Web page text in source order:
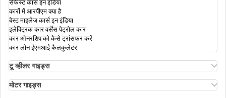
हेल्थ इंश्योरेंस के प्रकार
इनफर्टिलिटी ट्रीटमेंट कवर हेल्थ इंश्योरेंस
सेफेस्ट कार्स इन इंडिया
कारों में आरपीएम क्या है
बेस्ट माइलेज कार्स इन इंडिया
इलेक्ट्रिक कार वर्सेस पेट्रोल कार
कार ओनरशिप को कैसे ट्रांसफर करें
कार लोन ईएमआई कैलकुलेटर
टू व्हीलर गाइड्स
अथर एनर्जी बाइक इंश्योरेंस
बाइक इंश्योरेंस रिन्यूअल
मोटर गाइड्स